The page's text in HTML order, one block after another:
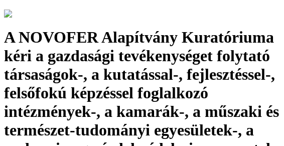
A NOVOFER Alapítvány Kuratóriuma
kéri a gazdasági tevékenységet folytató
társaságok-, a kutatással-, fejlesztéssel-,
felsőfokú képzéssel foglalkozó
intézmények-, a kamarák-, a műszaki és
természet-tudományi egyesületek-, a